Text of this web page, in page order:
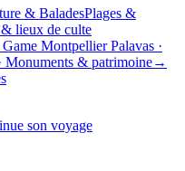
& BaladesPlages &
lieux de culte
Game Montpellier Palavas ·
Monuments & patrimoine→
son voyage